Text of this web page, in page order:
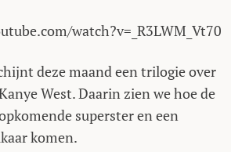
watch?v=_R3LWM_Vt70
deze maand een trilogie over
West. Daarin zien we hoe de
superster en een
komen.